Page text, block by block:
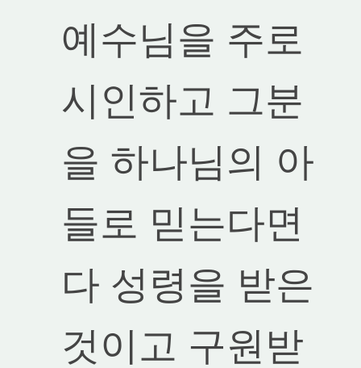
예수님을 주로
시인하고 그분
을 하나님의 아
들로 믿는다면
다 성령을 받은
것이고 구원받